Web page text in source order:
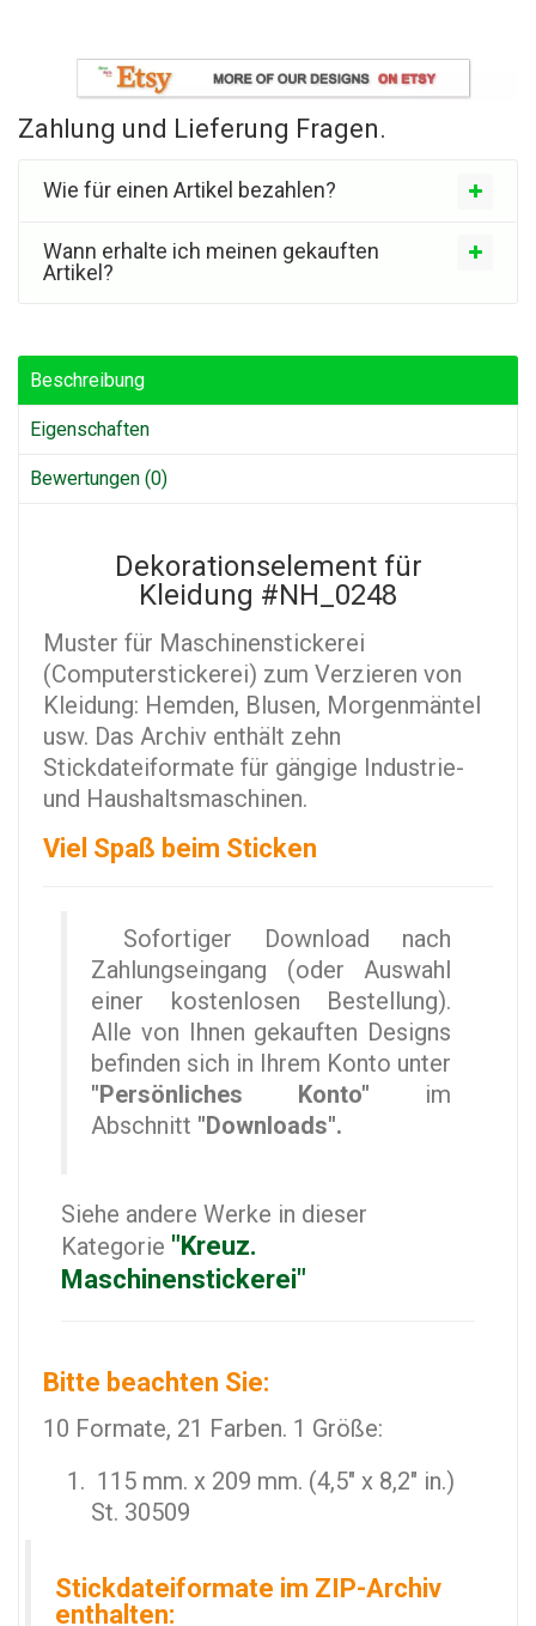
Zahlung und Lieferung Fragen.
Wie für einen Artikel bezahlen?
Wann erhalte ich meinen gekauften
Artikel?
Beschreibung
Eigenschaften
Bewertungen (0)
Dekorationselement für
Kleidung #NH_0248
Muster für Maschinenstickerei
(Computerstickerei) zum Verzieren von
Kleidung: Hemden, Blusen, Morgenmäntel
usw. Das Archiv enthält zehn
Stickdateiformate für gängige Industrie-
und Haushaltsmaschinen.
Viel Spaß beim Sticken
Sofortiger Download nach
Zahlungseingang (oder Auswahl
einer kostenlosen Bestellung).
Alle von Ihnen gekauften Designs
befinden sich in Ihrem Konto unter
"Persönliches Konto" im
Abschnitt "Downloads".
Siehe andere Werke in dieser
Kategorie "Kreuz.
Maschinenstickerei"
Bitte beachten Sie:
10 Formate, 21 Farben. 1 Größe:
115 mm. x 209 mm. (4,5" x 8,2" in.)
St. 30509
Stickdateiformate im ZIP-Archiv
enthalten: